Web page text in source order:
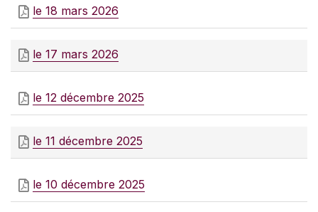
le 18 mars 2026
le 17 mars 2026
le 12 décembre 2025
le 11 décembre 2025
le 10 décembre 2025